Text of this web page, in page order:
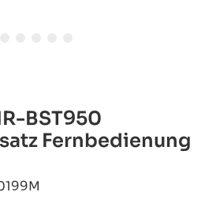
BST950
Fernbedienung